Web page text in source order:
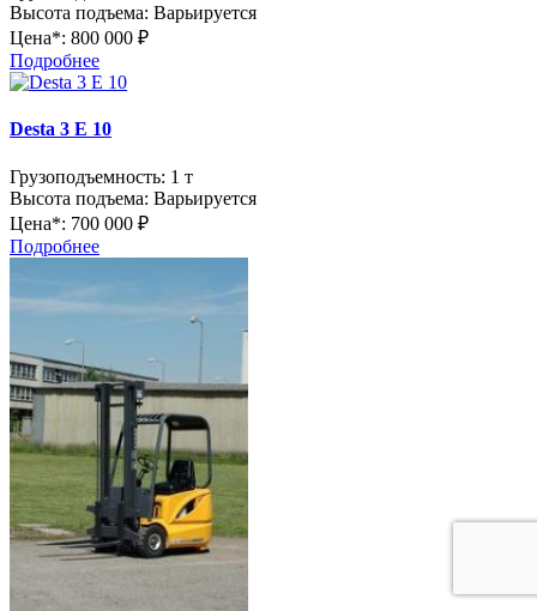
Высота подъема: Варьируется
Цена*: 800 000 ₽
Подробнее
Desta 3 E 10
Грузоподъемность: 1 т
Высота подъема: Варьируется
Цена*: 700 000 ₽
Подробнее